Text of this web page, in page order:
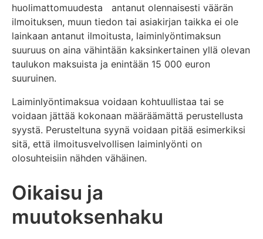
huolimattomuudesta antanut olennaisesti väärän
ilmoituksen, muun tiedon tai asiakirjan taikka ei ole
lainkaan antanut ilmoitusta, laiminlyöntimaksun
suuruus on aina vähintään kaksinkertainen yllä olevan
taulukon maksuista ja enintään 15 000 euron
suuruinen.
Laiminlyöntimaksua voidaan kohtuullistaa tai se
voidaan jättää kokonaan määräämättä perustellusta
syystä. Perusteltuna syynä voidaan pitää esimerkiksi
sitä, että ilmoitusvelvollisen laiminlyönti on
olosuhteisiin nähden vähäinen.
Oikaisu ja
muutoksenhaku